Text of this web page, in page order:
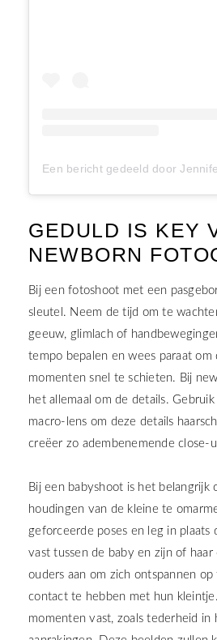
GEDULD IS KEY
NEWBORN
Bij een fotoshoot met een
sleutel. Neem de tijd om te
geeuw, glimlach of
tempo bepalen en wees paraat om
momenten snel te schieten. Bij
het allemaal om de details.
macro-lens om deze details
creëer zo adembenemende close-
Bij een babyshoot is het belangrijk
houdingen van de kleine te
geforceerde poses en leg in plaats
vast tussen de baby en zijn of
ouders aan om zich ontspannen op
contact te hebben met hun
momenten vast, zoals tederheid in